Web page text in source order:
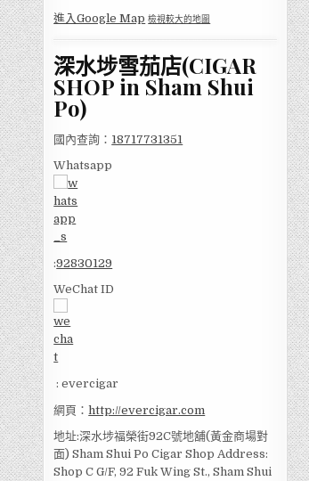
進入Google Map 檢視較大的地圖
深水埗雪茄店(CIGAR
SHOP in Sham Shui
Po)
國內查詢： 18717731351
Whatsapp
:92830129
WeChat ID
: evercigar
網頁：http://evercigar.com
地址:深水埗福榮街92C號地舖(黃金商場對
面) Sham Shui Po Cigar Shop Address:
Shop C G/F, 92 Fuk Wing St., Sham Shui